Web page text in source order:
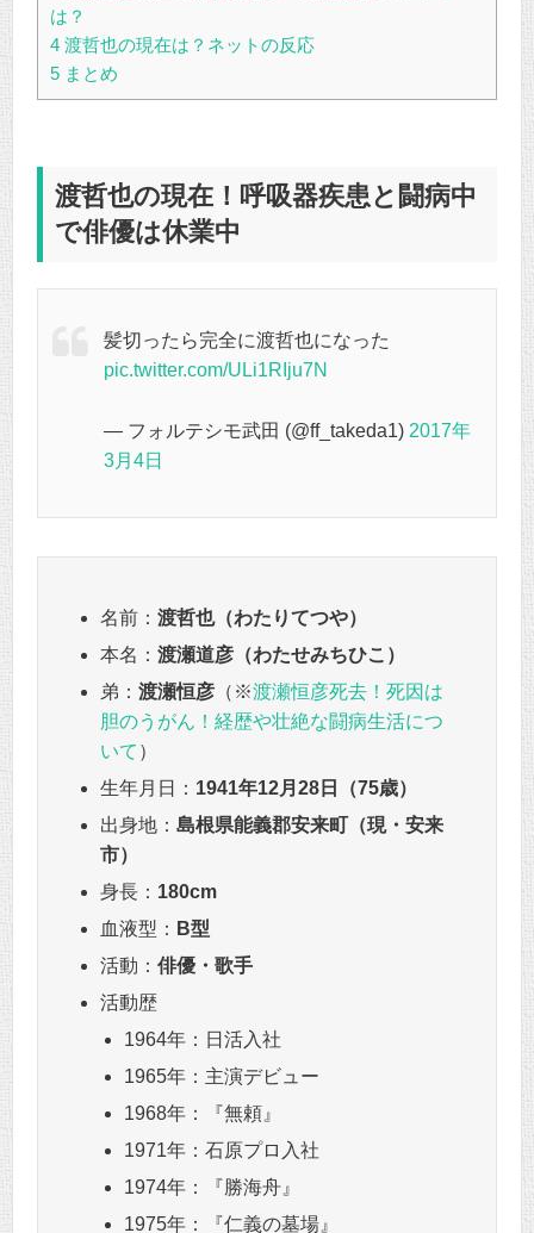
は？
4 渡哲也の現在は？ネットの反応
5 まとめ
渡哲也の現在！呼吸器疾患と闘病中
で俳優は休業中
髪切ったら完全に渡哲也になった
pic.twitter.com/ULi1RIju7N
— フォルテシモ武田 (@ff_takeda1) 2017年
3月4日
名前： 渡哲也（わたりてつや）
本名： 渡瀬道彦（わたせみちひこ）
弟： 渡瀬恒彦 （※渡瀬恒彦死去！死因は
胆のうがん！経歴や壮絶な闘病生活につ
いて ）
生年月日： 1941年12月28日（75歳）
出身地： 島根県能義郡安来町（現・安来
市）
身長： 180cm
血液型： B型
活動： 俳優・歌手
活動歴
1964年：日活入社
1965年：主演デビュー
1968年：『無頼』
1971年：石原プロ入社
1974年：『勝海舟』
1975年：『仁義の墓場』